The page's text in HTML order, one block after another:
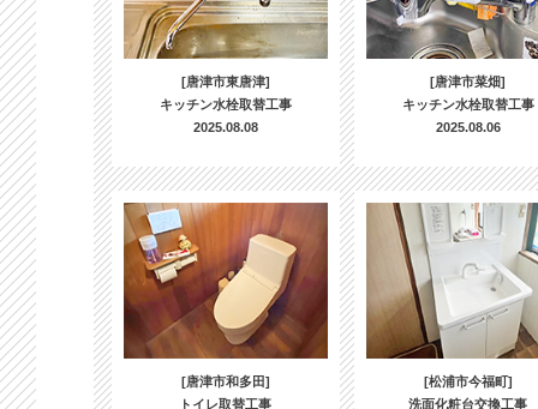
[唐津市東唐津]
キッチン水栓取替工事
2025.08.08
[唐津市菜畑]
キッチン水栓取替工事
2025.08.06
[唐津市和多田]
トイレ取替工事
[松浦市今福町]
洗面化粧台交換工事